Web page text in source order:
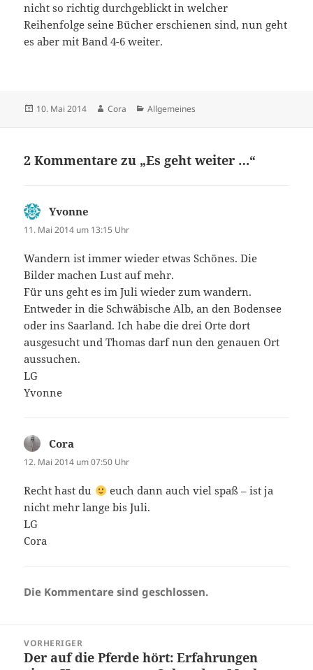
nicht so richtig durchgeblickt in welcher
Reihenfolge seine Bücher erschienen sind, nun geht
es aber mit Band 4-6 weiter.
Veröffentlicht
10. Mai 2014 Autor
Cora Kategorien
Allgemeines
2 Kommentare zu „Es geht weiter …“
Yvonne
11. Mai 2014 um 13:15 Uhr
Wandern ist immer wieder etwas Schönes. Die
Bilder machen Lust auf mehr.
Für uns geht es im Juli wieder zum wandern.
Entweder in die Schwäbische Alb, an den Bodensee
oder ins Saarland. Ich habe die drei Orte dort
ausgesucht und Thomas darf nun den genauen Ort
aussuchen.
LG
Yvonne
Cora
12. Mai 2014 um 07:50 Uhr
Recht hast du
euch dann auch viel spaß – ist ja
nicht mehr lange bis Juli.
LG
Cora
Die Kommentare sind geschlossen.
VORHERIGER
Vorheriger
Der auf die Pferde hört: Erfahrungen